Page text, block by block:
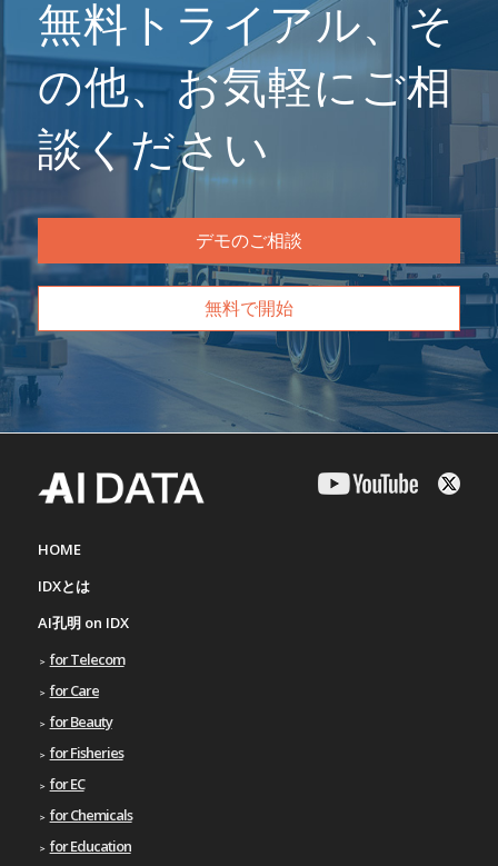
無料トライアル、そ
の他、お気軽にご相
談ください
デモのご相談
無料で開始
HOME
IDXとは
AI孔明 on IDX
for Telecom
for Care
for Beauty
for Fisheries
for EC
for Chemicals
for Education